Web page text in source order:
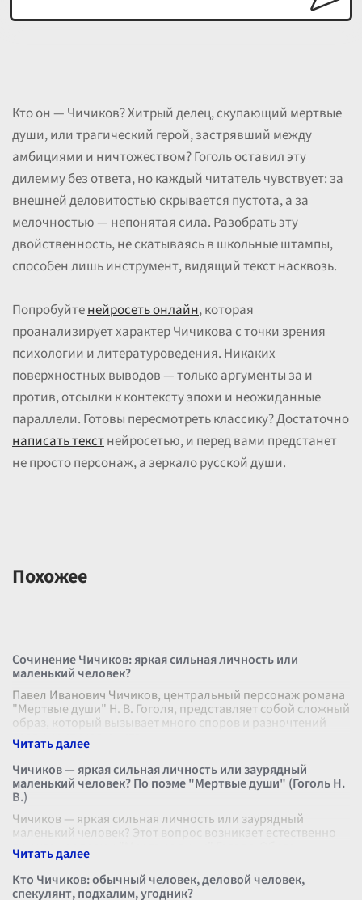
Кто он — Чичиков? Хитрый делец, скупающий мертвые
души, или трагический герой, застрявший между
амбициями и ничтожеством? Гоголь оставил эту
дилемму без ответа, но каждый читатель чувствует: за
внешней деловитостью скрывается пустота, а за
мелочностью — непонятая сила. Разобрать эту
двойственность, не скатываясь в школьные штампы,
способен лишь инструмент, видящий текст насквозь.
Попробуйтенейросеть онлайн, которая
проанализирует характер Чичикова с точки зрения
психологии и литературоведения. Никаких
поверхностных выводов — только аргументы за и
против, отсылки к контексту эпохи и неожиданные
параллели. Готовы пересмотреть классику? Достаточно
написать текстнейросетью, и перед вами предстанет
не просто персонаж, а зеркало русской души.
Похожее
Сочинение Чичиков: яркая сильная личность или
маленький человек?
Павел Иванович Чичиков, центральный персонаж романа
"Мертвые души" Н. В. Гоголя, представляет собой сложный
образ, который вызывает много споров и разночтений
среди критиков и чита
Чичиков — яркая сильная личность или заурядный
маленький человек? По поэме "Мертвые души" (Гоголь Н.
В.)
Чичиков — яркая сильная личность или заурядный
маленький человек? Этот вопрос возникает естественно
при чтении поэмы "Мертвые души" Гоголя. Образ
Чичикова глубоко многогранен и ост
Кто Чичиков: обычный человек, деловой человек,
спекулянт, подхалим, угодник?